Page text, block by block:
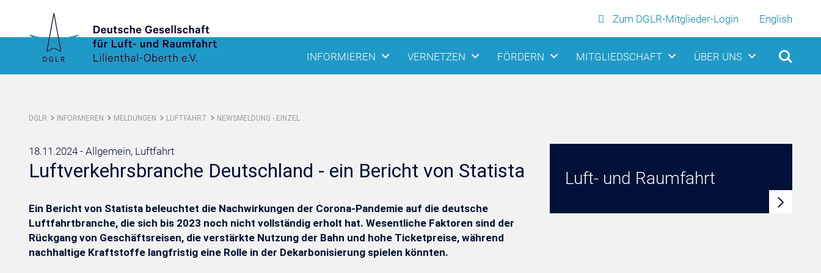
Zum DGLR-Mitglieder-Login English
INFORMIEREN VERNETZEN FÖRDERN MITGLIEDSCHAFT ÜBER UNS
DGLR INFORMIEREN MELDUNGEN LUFTFAHRT NEWSMELDUNG - EINZEL
18.11.2024 - Allgemein, Luftfahrt
Luftverkehrsbranche Deutschland - ein Bericht von Statista
Ein Bericht von Statista beleuchtet die Nachwirkungen der Corona-Pandemie auf die deutsche
Luftfahrtbranche, die sich bis 2023 noch nicht vollständig erholt hat. Wesentliche Faktoren sind der
Rückgang von Geschäftsreisen, die verstärkte Nutzung der Bahn und hohe Ticketpreise, während
nachhaltige Kraftstoffe langfristig eine Rolle in der Dekarbonisierung spielen könnten.
Luft- und Raumfahrt